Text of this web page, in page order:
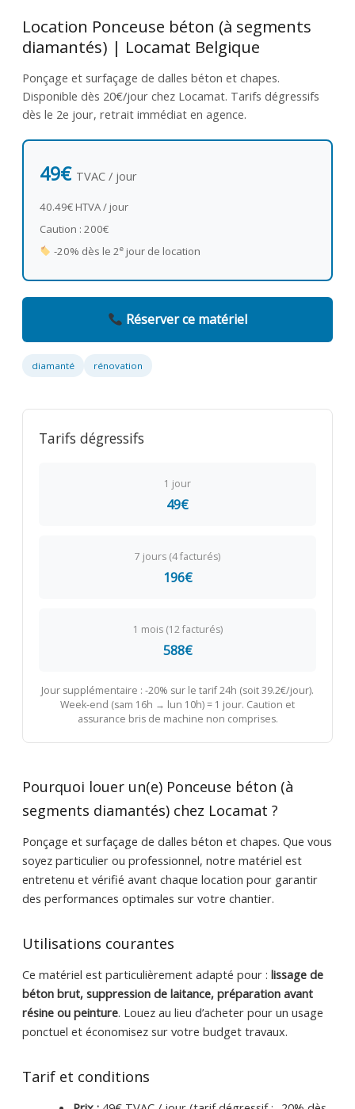
Location Ponceuse béton (à segments
diamantés) | Locamat Belgique
Ponçage et surfaçage de dalles béton et chapes.
Disponible dès 20€/jour chez Locamat. Tarifs dégressifs
dès le 2e jour, retrait immédiat en agence.
49€ TVAC / jour
40.49€ HTVA / jour
Caution : 200€
-20% dès le 2ejour de location
Réserver ce matériel
diamanté rénovation
Tarifs dégressifs
1 jour
49€
7 jours (4 facturés)
196€
1 mois (12 facturés)
588€
Jour supplémentaire : -20% sur le tarif 24h (soit 39.2€/jour).
Week-end (sam 16h → lun 10h) = 1 jour. Caution et
assurance bris de machine non comprises.
Pourquoi louer un(e) Ponceuse béton (à
segments diamantés) chez Locamat ?
Ponçage et surfaçage de dalles béton et chapes. Que vous
soyez particulier ou professionnel, notre matériel est
entretenu et vérifié avant chaque location pour garantir
des performances optimales sur votre chantier.
Utilisations courantes
Ce matériel est particulièrement adapté pour : lissage de
béton brut, suppression de laitance, préparation avant
résine ou peinture. Louez au lieu d’acheter pour un usage
ponctuel et économisez sur votre budget travaux.
Tarif et conditions